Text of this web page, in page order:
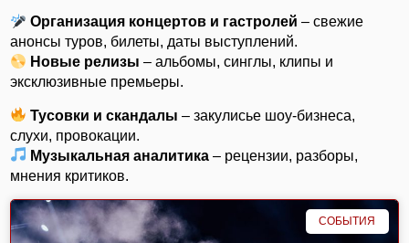
Организация концертов и гастролей – свежие
анонсы туров, билеты, даты выступлений.
Новые релизы – альбомы, синглы, клипы и
эксклюзивные премьеры.
Тусовки и скандалы – закулисье шоу-бизнеса,
слухи, провокации.
Музыкальная аналитика – рецензии, разборы,
мнения критиков.
СОБЫТИЯ